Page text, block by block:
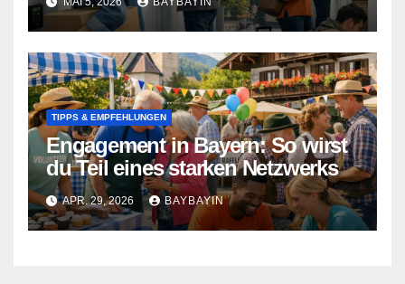
TIPPS & EMPFEHLUNGEN
Engagement in Bayern: So wirst
du Teil eines starken Netzwerks
APR. 29, 2026 BAYBAYIN